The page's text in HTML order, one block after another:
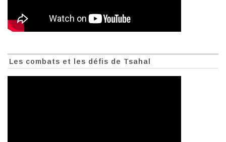
Les combats et les défis de Tsahal